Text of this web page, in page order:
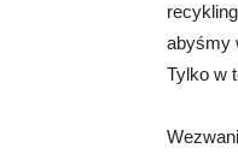
abyśmy
Tylko w